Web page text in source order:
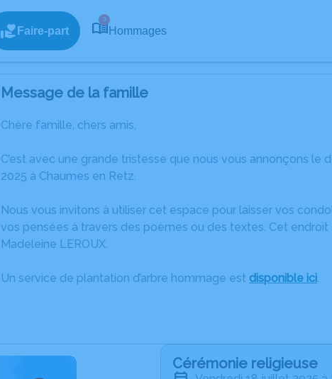
Faire-part
3
Hommages
Message de la famille
Chère famille, chers amis,
C’est avec une grande tristesse que nous vous annonçons
2025 à Chaumes en Retz.
Nous vous invitons à utiliser cet espace pour laisser vos
vos pensées à travers des poèmes ou des textes. Cet
Madeleine LEROUX.
Un service de plantation d’arbre hommage est disponible ici.
Cérémonie religieuse